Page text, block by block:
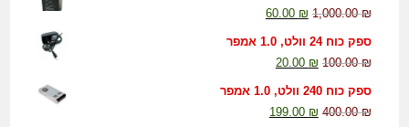
1,000.00₪
60.00 ₪
ספק כוח 24 וולט, 1.0 אמפר
100.00₪
20.00 ₪
ספק כוח 240 וולט, 1.0 אמפר
400.00₪
199.00 ₪